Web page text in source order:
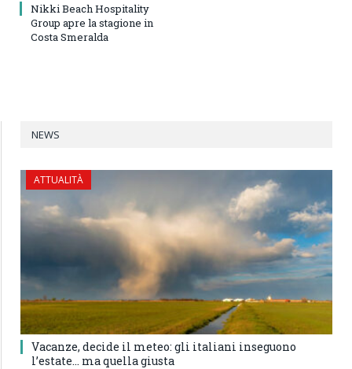
Nikki Beach Hospitality
Group apre la stagione in
Costa Smeralda
NEWS
ATTUALITÀ
Vacanze, decide il meteo: gli italiani inseguono
l’estate… ma quella giusta